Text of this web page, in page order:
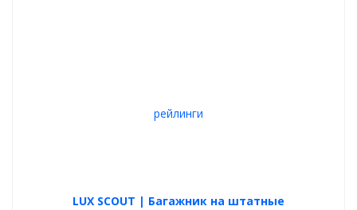
LUX SCOUT | Багажник на штатные